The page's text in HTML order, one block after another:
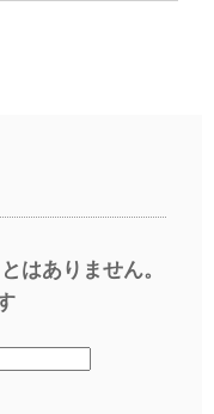
はありません。